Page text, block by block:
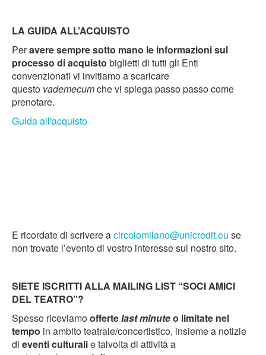
LA GUIDA ALL’ACQUISTO
Peravere sempre sotto mano le informazioni sul
processo di acquisto biglietti di tutti gli Enti
convenzionati vi invitiamo a scaricare
questo vademecumche vi spiega passo passo come
prenotare.
Guida all'acquisto
E ricordate di scrivere acircolomilano@unicredit.eu se
non trovate l’evento di vostro interesse sul nostro sito.
SIETE ISCRITTI ALLA MAILING LIST “SOCI AMICI
DEL TEATRO”?
Spesso riceviamooffertelast minuteo limitate nel
tempo in ambito teatrale/concertistico, insieme a notizie
di eventi culturalie talvolta di attività a